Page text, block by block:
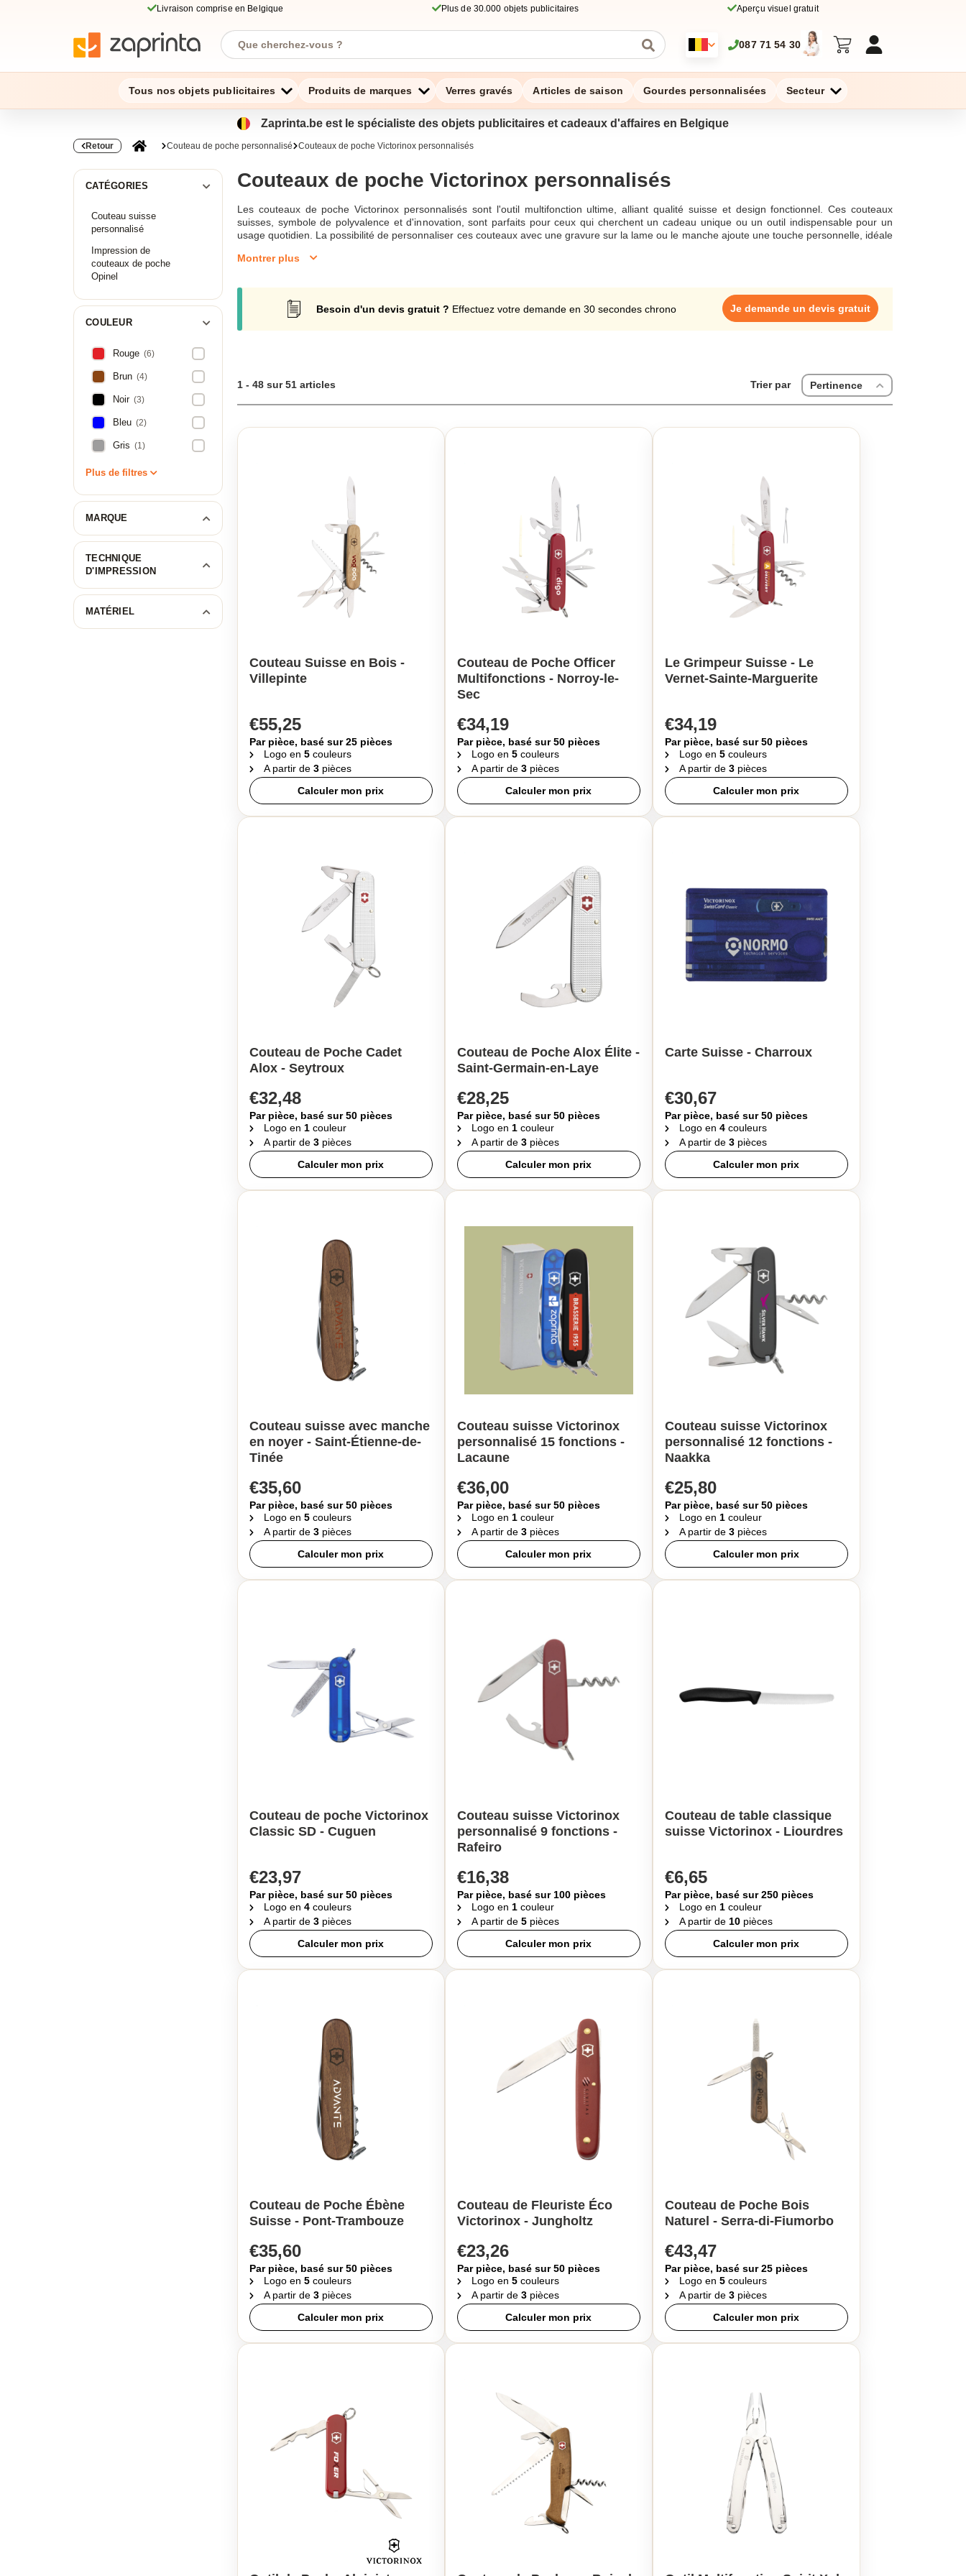
Livraison comprise en Belgique Plus de 30.000 objets publicitaires Aperçu visuel gratuit
087 71 54 30
Tous nos objets publicitaires Produits de marques Verres gravés Articles de saison Gourdes personnalisées Secteur
Zaprinta.be est le spécialiste des objets publicitaires et cadeaux d'affaires en Belgique
Retour Couteau de poche personnalisé Couteaux de poche Victorinox personnalisés
CATÉGORIES
Couteau suisse
personnalisé
Impression de
couteaux de poche
Opinel
COULEUR
Rouge (6)
Brun (4)
Noir (3)
Bleu (2)
Gris (1)
Plus de filtres
MARQUE
TECHNIQUE
D'IMPRESSION
MATÉRIEL
Couteaux de poche Victorinox personnalisés
Les couteaux de poche Victorinox personnalisés sont l'outil multifonction ultime, alliant qualité suisse et design fonctionnel. Ces couteaux
suisses, symbole de polyvalence et d'innovation, sont parfaits pour ceux qui cherchent un cadeau unique ou un outil indispensable pour un
usage quotidien. La possibilité de personnaliser ces couteaux avec une gravure sur la lame ou le manche ajoute une touche personnelle, idéale
suisses personnalisables. Les couteaux de poche Victorinox allient fonctionnalité et style, avec des modèles en acier inoxydable et manches en
pratique, tout en offrant une esthétique personnalisée.Que vous souhaitiez un couteau avec une gravure laser, un logo de votre entreprise ou
un design unique, les options de personnalisation sont infinies. Offrez un couteau victorinox comme cadeau d'affaires ou pour toute autre
occasion spéciale. Avec des fonctionnalités comme un ouvre-boîte, un tournevis et des ciseaux, ces couteaux sont non seulement pratiques
mais aussi un excellent moyen de montrer votre style personnel.Explorez le monde des couteaux de poche personnalisés victorinox et
Montrer plus
Besoin d'un devis gratuit ? Effectuez votre demande en 30 secondes chrono Je demande un devis gratuit
1 - 48 sur 51 articles Trier par Pertinence
Couteau Suisse en Bois -
Villepinte
€55,25
Par pièce, basé sur 25 pièces
Logo en 5 couleurs
A partir de 3 pièces
Calculer mon prix
Couteau de Poche Officer
Multifonctions - Norroy-le-
Sec
€34,19
Par pièce, basé sur 50 pièces
Logo en 5couleurs
A partir de 3pièces
Calculer mon prix
Le Grimpeur Suisse - Le
Vernet-Sainte-Marguerite
€34,19
Par pièce, basé sur 50 pièces
Logo en 5couleurs
A partir de 3pièces
Calculer mon prix
Couteau de Poche Cadet
Alox - Seytroux
€32,48
Par pièce, basé sur 50 pièces
Logo en 1 couleur
A partir de 3 pièces
Calculer mon prix
Couteau de Poche Alox Élite -
Saint-Germain-en-Laye
€28,25
Par pièce, basé sur 50 pièces
Logo en 1couleur
A partir de 3pièces
Calculer mon prix
Carte Suisse - Charroux
€30,67
Par pièce, basé sur 50 pièces
Logo en 4couleurs
A partir de 3pièces
Calculer mon prix
Couteau suisse avec manche
en noyer - Saint-Étienne-de-
Tinée
€35,60
Par pièce, basé sur 50 pièces
Logo en 5 couleurs
A partir de 3 pièces
Calculer mon prix
Couteau suisse Victorinox
personnalisé 15 fonctions -
Lacaune
€36,00
Par pièce, basé sur 50 pièces
Logo en 1couleur
A partir de 3pièces
Calculer mon prix
Couteau suisse Victorinox
personnalisé 12 fonctions -
Naakka
€25,80
Par pièce, basé sur 50 pièces
Logo en 1couleur
A partir de 3pièces
Calculer mon prix
Couteau de poche Victorinox
Classic SD - Cuguen
€23,97
Par pièce, basé sur 50 pièces
Logo en 4 couleurs
A partir de 3 pièces
Calculer mon prix
Couteau suisse Victorinox
personnalisé 9 fonctions -
Rafeiro
€16,38
Par pièce, basé sur 100 pièces
Logo en 1couleur
A partir de 5pièces
Calculer mon prix
Couteau de table classique
suisse Victorinox - Liourdres
€6,65
Par pièce, basé sur 250 pièces
Logo en 1couleur
A partir de 10pièces
Calculer mon prix
Couteau de Poche Ébène
Suisse - Pont-Trambouze
€35,60
Par pièce, basé sur 50 pièces
Logo en 5 couleurs
A partir de 3 pièces
Calculer mon prix
Couteau de Fleuriste Éco
Victorinox - Jungholtz
€23,26
Par pièce, basé sur 50 pièces
Logo en 5couleurs
A partir de 3pièces
Calculer mon prix
Couteau de Poche Bois
Naturel - Serra-di-Fiumorbo
€43,47
Par pièce, basé sur 25 pièces
Logo en 5couleurs
A partir de 3pièces
Calculer mon prix